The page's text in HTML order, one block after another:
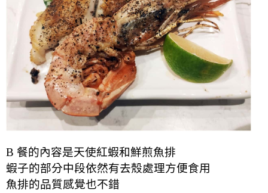
B 餐的內容是天使紅蝦和鮮煎魚排
蝦子的部分中段依然有去殼處理方便食用
魚排的品質感覺也不錯